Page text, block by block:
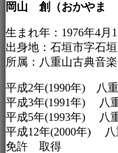
岡山 創（おかやま
生まれ年：1976年4月
出身地：石垣市字石垣
所属：八重山古典音
平成2年(1990年) 八
平成3年(1991年) 八
平成5年(1993年) 八
平成12年(2000年)
免許 取得